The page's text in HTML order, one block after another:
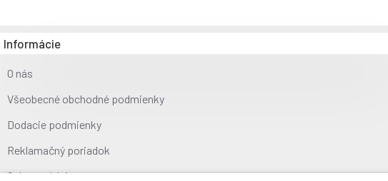
Informácie
O nás
Všeobecné obchodné podmienky
Dodacie podmienky
Reklamačný poriadok
Ochrana údajov